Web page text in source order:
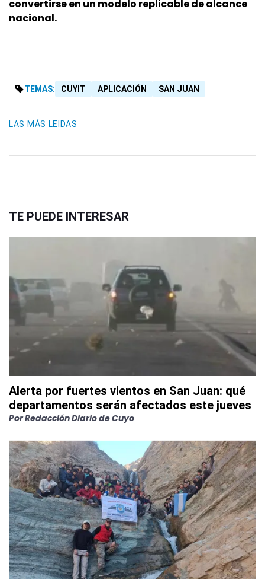
convertirse en un modelo replicable de alcance
nacional.
TEMAS: CUYIT APLICACIÓN SAN JUAN
LAS MÁS LEIDAS
TE PUEDE INTERESAR
Alerta por fuertes vientos en San Juan: qué
departamentos serán afectados este jueves
PorRedacción Diario de Cuyo